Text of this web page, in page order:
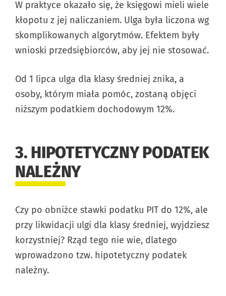
W praktyce okazało się, że księgowi mieli wiele
kłopotu z jej naliczaniem. Ulga była liczona wg
skomplikowanych algorytmów. Efektem były
wnioski przedsiębiorców, aby jej nie stosować.
Od 1 lipca ulga dla klasy średniej znika, a
osoby, którym miała pomóc, zostaną objęci
niższym podatkiem dochodowym 12%.
3. HIPOTETYCZNY PODATEK
NALEŻNY
Czy po obniżce stawki podatku PIT do 12%, ale
przy likwidacji ulgi dla klasy średniej, wyjdziesz
korzystniej? Rząd tego nie wie, dlatego
wprowadzono tzw. hipotetyczny podatek
należny.